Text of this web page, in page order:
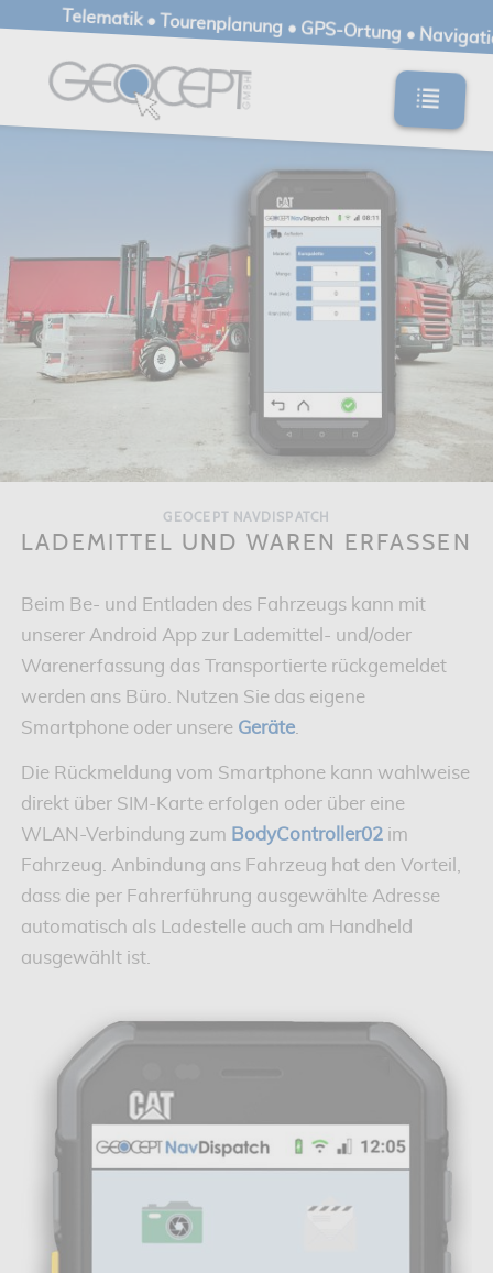
Telematik • Tourenplanung • GPS-Ortung •
GEOCEPT NAVDISPATCH
LADEMITTEL UND WAREN ERFASSEN
Beim Be- und Entladen des Fahrzeugs kann mit
unserer Android App zur Lademittel- und/oder
Warenerfassung das Transportierte rückgemeldet
werden ans Büro. Nutzen Sie das eigene
Smartphone oder unsere Geräte.
Die Rückmeldung vom Smartphone kann wahlweise
direkt über SIM-Karte erfolgen oder über eine
WLAN-Verbindung zum BodyController02im
Fahrzeug. Anbindung ans Fahrzeug hat den Vorteil,
dass die per Fahrerführung ausgewählte Adresse
automatisch als Ladestelle auch am Handheld
ausgewählt ist.